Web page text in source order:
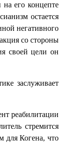
его концепте
остается
негативного
со стороны
своей цели он
заслуживает
реабилитации
стремится
для Когена, что